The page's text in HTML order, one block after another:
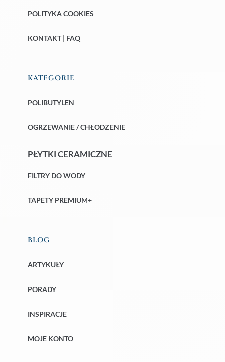
POLITYKA COOKIES
KONTAKT | FAQ
KATEGORIE
POLIBUTYLEN
OGRZEWANIE / CHŁODZENIE
PŁYTKI CERAMICZNE
FILTRY DO WODY
TAPETY PREMIUM+
BLOG
ARTYKUŁY
PORADY
INSPIRACJE
MOJE KONTO